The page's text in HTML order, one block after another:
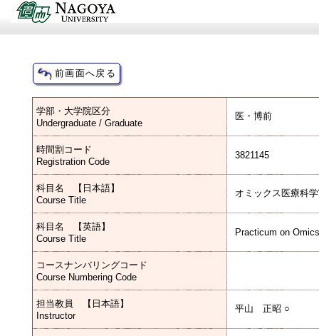
学部・大学院区分
Undergraduate / Graduate
医・博前
時間割コード
Registration Code
3821145
科目名 【日本語】
Course Title
オミックス医療科
科目名 【英語】
Course Title
Practicum on
コースナンバリングコード
Course Numbering Code
担当教員 【日本語】
Instructor
平山 正昭 ○